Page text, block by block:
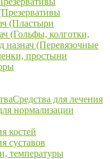
(Пластыри
(Гольфы, колготки,
назнач (Перевязочные
простыни
Средства для лечения
нормализации
костей
суставов
температуры